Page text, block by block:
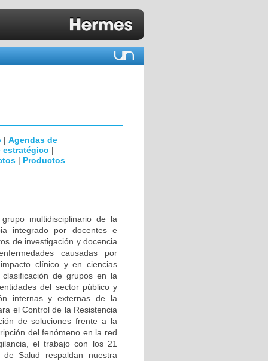
| Agendas de
estratégico |
| Productos
multidisciplinario de la
integrado por docentes e
de investigación y docencia
causadas por
clínico y en ciencias
de grupos en la
del sector público y
internas y externas de la
el Control de la Resistencia
de soluciones frente a la
del fenómeno en la red
el trabajo con los 21
Salud respaldan nuestra